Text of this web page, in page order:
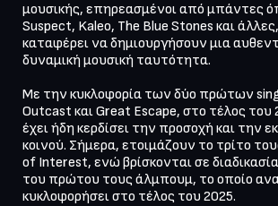
μουσικής, επηρεασμένοι από μπάντες
Suspect, Kaleo, The Blue Stones και
καταφέρει να δημιουργήσουν μια
δυναμική μουσική ταυτότητα.
Με την κυκλοφορία των δύο πρώτων
Outcast και Great Escape, στο τέλος
έχει ήδη κερδίσει την προσοχή και την
κοινού. Σήμερα, ετοιμάζουν το τρίτο
of Interest, ενώ βρίσκονται σε
του πρώτου τους άλμπουμ, το οποίο
κυκλοφορήσει στο τέλος του 2025.